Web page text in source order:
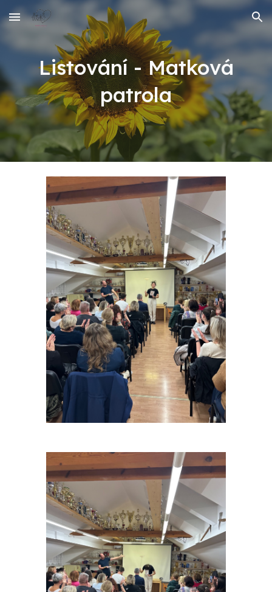
Skip to main content Skip to navigation
Listování - Matková
patrola